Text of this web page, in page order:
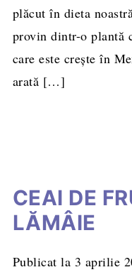
plăcut în dieta
provin dintr-o
care este creşte în
arată […]
CEAI DE
LĂMÂIE
Publicat la 3 aprilie